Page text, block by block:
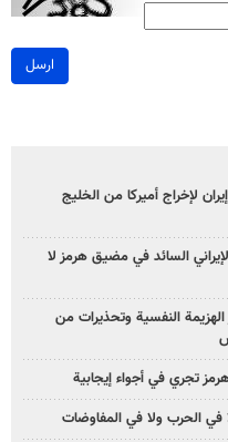
ارسل
لإخراج أميركا من الخليج
السائد في مضيق هرمز لا
النفسية وتحذيرات من
تجري في أجواء إيجابية
في الحرب ولا في المفاوضات